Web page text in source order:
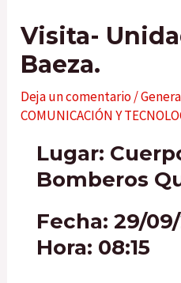
Visita-
Baeza.
Deja un comentario/
COMUNICACIÓN Y
Lugar:
Bomberos
Fecha: 29/
Hora: 08:15